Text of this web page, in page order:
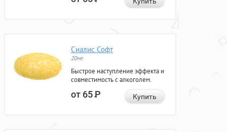
Сиалис Софт
20мг
Быстрое наступление эффекта и
совместимость с алкоголем.
от 65Р Купить